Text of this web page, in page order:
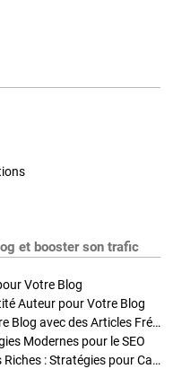
et booster son trafic
Votre Blog
Auteur pour Votre Blog
Stratégies de Publication : Boostez Votre Blog avec des Articles Fréquents et Exclusifs
Modernes pour le SEO
Enrichir Vos Articles avec des Contenus Riches : Stratégies pour Captiver et Optimiser